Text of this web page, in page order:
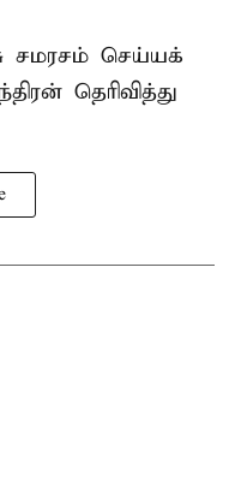
சமரசம் செய்யக்
தெரிவித்து